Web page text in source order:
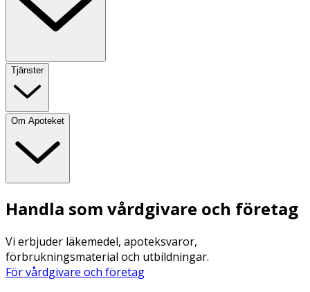
Tjänster
Om Apoteket
Handla som vårdgivare och företag
Vi erbjuder läkemedel, apoteksvaror,
förbrukningsmaterial och utbildningar.
För vårdgivare och företag